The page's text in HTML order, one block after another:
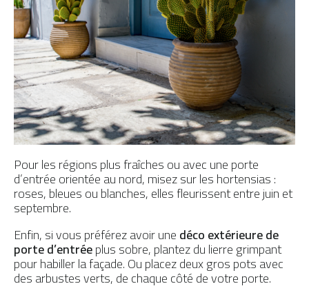
Pour les régions plus fraîches ou avec une porte
d’entrée orientée au nord, misez sur les hortensias :
roses, bleues ou blanches, elles fleurissent entre juin et
septembre.
Enfin, si vous préférez avoir unedéco extérieure de
porte d’entréeplus sobre, plantez du lierre grimpant
pour habiller la façade. Ou placez deux gros pots avec
des arbustes verts, de chaque côté de votre porte.